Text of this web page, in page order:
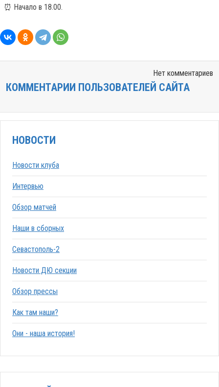
⏰ Начало в 18.00.
Нет комментариев
КОММЕНТАРИИ ПОЛЬЗОВАТЕЛЕЙ САЙТА
НОВОСТИ
Новости клуба
Интервью
Обзор матчей
Наши в сборных
Севастополь-2
Новости ДЮ секции
Обзор прессы
Как там наши?
Они - наша история!